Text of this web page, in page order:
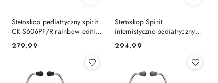
Stetoskop pediatryczny spirit
CK-S606PF/R rainbow edition
Cena:
279.99
Stetoskop Spirit
internistyczno-pediatryczny
Cena:
294.99